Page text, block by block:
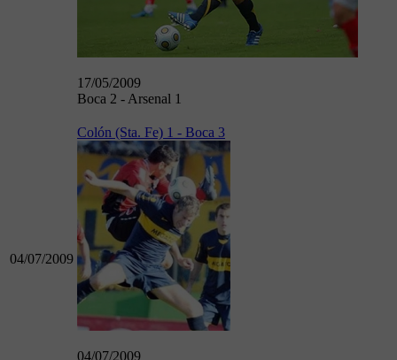
17/05/2009
Boca 2 - Arsenal 1
04/07/2009
Colón (Sta. Fe) 1 - Boca 3
04/07/2009